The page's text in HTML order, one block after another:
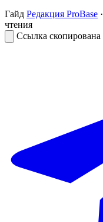
Гайд Редакция ProBase ·
чтения
Ссылка скопирована